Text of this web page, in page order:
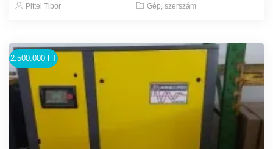
Pittel Tibor
Gép, szerszám
2.500.000 FT